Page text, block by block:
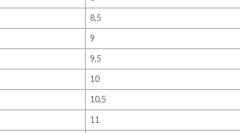
8,5
9
9,5
10
10,5
11